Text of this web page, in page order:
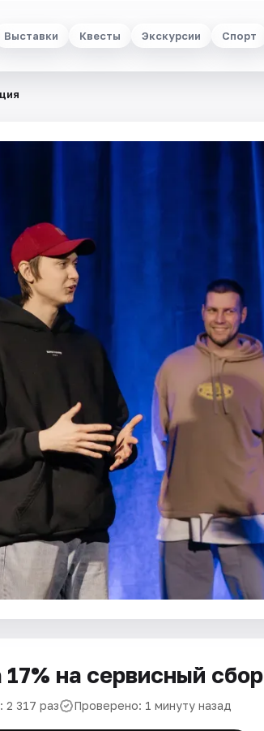
Выставки Квесты Экскурсии Спорт
на сервисный сбор
2 317 раз Проверено: 1 минуту назад